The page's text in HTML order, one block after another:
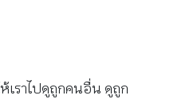
เราไปดูถูกคนอื่น ดูถูก